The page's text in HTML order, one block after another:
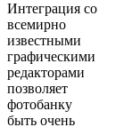
Интеграция со
всемирно
известными
графическими
редакторами
позволяет
фотобанку
быть очень